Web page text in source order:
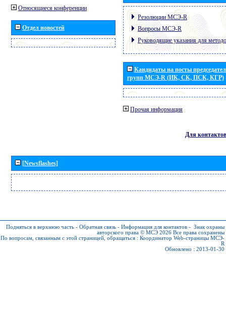
Относящиеся конференции
Отдел новостей
Резолюции МСЭ-R
Вопросы МСЭ-R
Руководящие указания для
Кандидаты на посты
групп МСЭ-R (ИК, СК, ПСК, КГР)
Прочая информация
Для контактов
[Newsflashes]
Подняться в верхнюю часть - Обратная связь - Информация для контактов - Знак охраны
авторского права © МСЭ 2026 Все права сохранены
По вопросам, связанным с этой страницей, обращаться : Координатор Web-страницы МСЭ-
R
Обновлено : 2013-01-30